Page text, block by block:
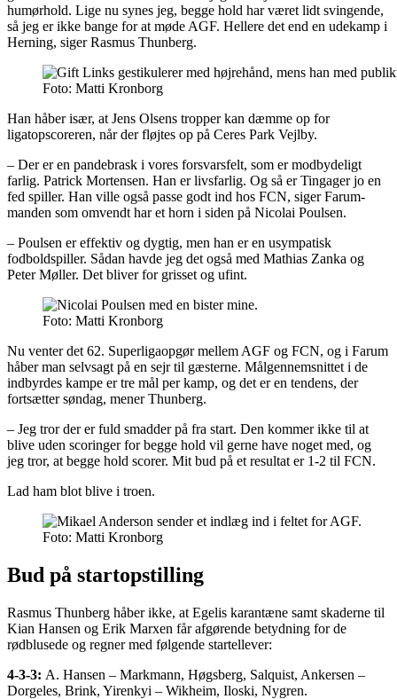
humørhold. Lige nu synes jeg, begge hold har været lidt svingende,
så jeg er ikke bange for at møde AGF. Hellere det end en udekamp i
Herning, siger Rasmus Thunberg.
Foto: Matti Kronborg
Han håber især, at Jens Olsens tropper kan dæmme op for
ligatopscoreren, når der fløjtes op på Ceres Park Vejlby.
– Der er en pandebrask i vores forsvarsfelt, som er modbydeligt
farlig. Patrick Mortensen. Han er livsfarlig. Og så er Tingager jo en
fed spiller. Han ville også passe godt ind hos FCN, siger Farum-
manden som omvendt har et horn i siden på Nicolai Poulsen.
– Poulsen er effektiv og dygtig, men han er en usympatisk
fodboldspiller. Sådan havde jeg det også med Mathias Zanka og
Peter Møller. Det bliver for grisset og ufint.
Foto: Matti Kronborg
Nu venter det 62. Superligaopgør mellem AGF og FCN, og i Farum
håber man selvsagt på en sejr til gæsterne. Målgennemsnittet i de
indbyrdes kampe er tre mål per kamp, og det er en tendens, der
fortsætter søndag, mener Thunberg.
– Jeg tror der er fuld smadder på fra start. Den kommer ikke til at
blive uden scoringer for begge hold vil gerne have noget med, og
jeg tror, at begge hold scorer. Mit bud på et resultat er 1-2 til FCN.
Lad ham blot blive i troen.
Foto: Matti Kronborg
Bud på startopstilling
Rasmus Thunberg håber ikke, at Egelis karantæne samt skaderne til
Kian Hansen og Erik Marxen får afgørende betydning for de
rødblusede og regner med følgende startellever:
4-3-3: A. Hansen – Markmann, Høgsberg, Salquist, Ankersen –
Dorgeles, Brink, Yirenkyi – Wikheim, Iloski, Nygren.